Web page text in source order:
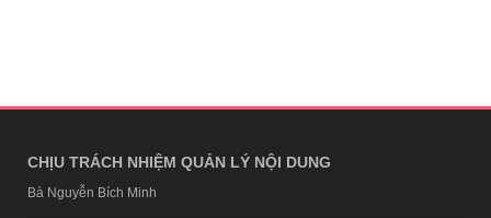
CHỊU TRÁCH NHIỆM QUẢN LÝ NỘI DUNG
Bà Nguyễn Bích Minh